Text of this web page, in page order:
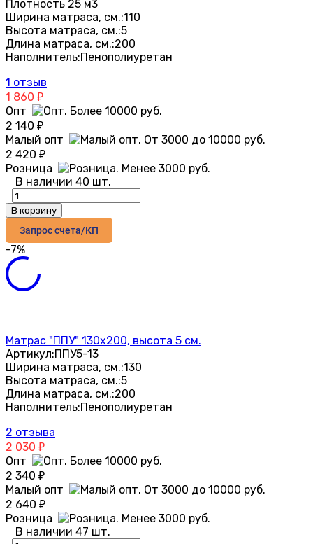
Плотность 25 м3
Ширина матраса, см.:110
Высота матраса, см.:5
Длина матраса, см.:200
Наполнитель:Пенополиуретан
1 отзыв
1 860 ₽
Опт
2 140 ₽
Малый опт
2 420 ₽
Розница
В наличии 40 шт.
В корзину
Запрос счета/КП
-7%
Матрас "ППУ" 130х200, высота 5 см.
Артикул:ППУ5-13
Ширина матраса, см.:130
Высота матраса, см.:5
Длина матраса, см.:200
Наполнитель:Пенополиуретан
2 отзыва
2 030 ₽
Опт
2 340 ₽
Малый опт
2 640 ₽
Розница
В наличии 47 шт.